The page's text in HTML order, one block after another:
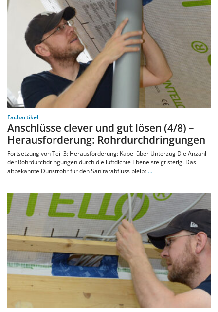
Fachartikel
Anschlüsse clever und gut lösen (4/8) –
Herausforderung: Rohrdurchdringungen
Fortsetzung von Teil 3: Herausforderung: Kabel über Unterzug Die Anzahl
der Rohrdurchdringungen durch die luftdichte Ebene steigt stetig. Das
altbekannte Dunstrohr für den Sanitärabfluss bleibt …